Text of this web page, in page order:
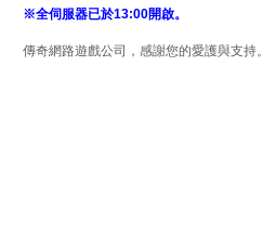
※全伺服器已於13:00開啟。
傳奇網路遊戲公司，感謝您的愛護與支持。